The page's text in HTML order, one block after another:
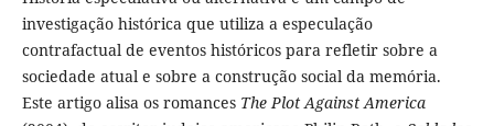
investigação histórica que utiliza a especulação
contrafactual de eventos históricos para refletir sobre a
sociedade atual e sobre a construção social da memória.
Este artigo alisa os romances The Plot Against America